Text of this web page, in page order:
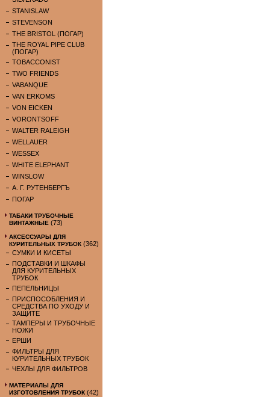
STANISLAW
STEVENSON
THE BRISTOL (ПОГАР)
THE ROYAL PIPE CLUB
(ПОГАР)
TOBACCONIST
TWO FRIENDS
VABANQUE
VAN ERKOMS
VON EICKEN
VORONTSOFF
WALTER RALEIGH
WELLAUER
WESSEX
WHITE ELEPHANT
WINSLOW
А. Г. РУТЕНБЕРГЪ
ПОГАР
ТАБАКИ ТРУБОЧНЫЕ
ВИНТАЖНЫЕ (73)
АКСЕССУАРЫ ДЛЯ
КУРИТЕЛЬНЫХ ТРУБОК (362)
СУМКИ И КИСЕТЫ
ПОДСТАВКИ И ШКАФЫ
ДЛЯ КУРИТЕЛЬНЫХ
ТРУБОК
ПЕПЕЛЬНИЦЫ
ПРИСПОСОБЛЕНИЯ И
СРЕДСТВА ПО УХОДУ И
ЗАЩИТЕ
ТАМПЕРЫ И ТРУБОЧНЫЕ
НОЖИ
ЕРШИ
ФИЛЬТРЫ ДЛЯ
КУРИТЕЛЬНЫХ ТРУБОК
ЧЕХЛЫ ДЛЯ ФИЛЬТРОВ
МАТЕРИАЛЫ ДЛЯ
ИЗГОТОВЛЕНИЯ ТРУБОК (42)